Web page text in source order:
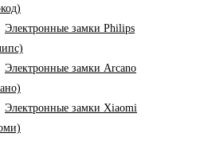
Электронные замки Philips
Электронные замки Arcano
Электронные замки Xiaomi